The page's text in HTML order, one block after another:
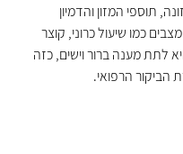
תוספי המזון והדמיון
כמו שיעול כרוני, קוצר
לתת מענה ברור וישים, כזה
הביקור הרפואי.